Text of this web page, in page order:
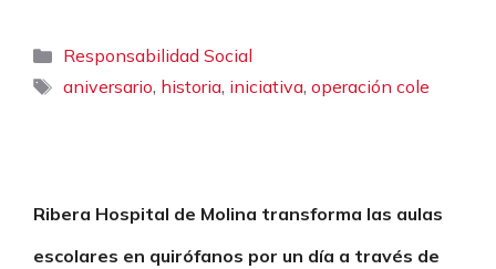
Categorías
Responsabilidad Social
Etiquetas
aniversario, historia, iniciativa,operación cole
Ribera Hospital de Molina transforma las aulas
escolares en quirófanos por un día a través de